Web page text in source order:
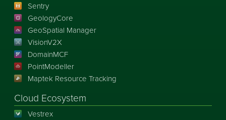
Sentry
GeologyCore
GeoSpatial Manager
VisionV2X
DomainMCF
PointModeller
Maptek Resource Tracking
Cloud Ecosystem
Vestrex